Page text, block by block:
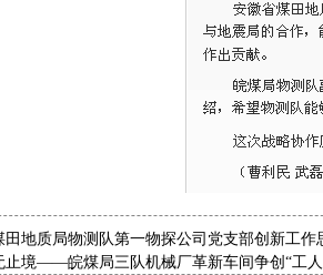
田地质局物测队第一物探公司党支部创新工
止境――皖煤局三队机械厂革新车间争创“工